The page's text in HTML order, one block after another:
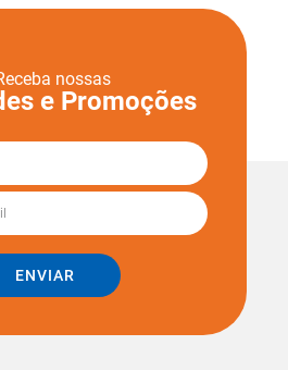
nossas
e Promoções
ENVIAR